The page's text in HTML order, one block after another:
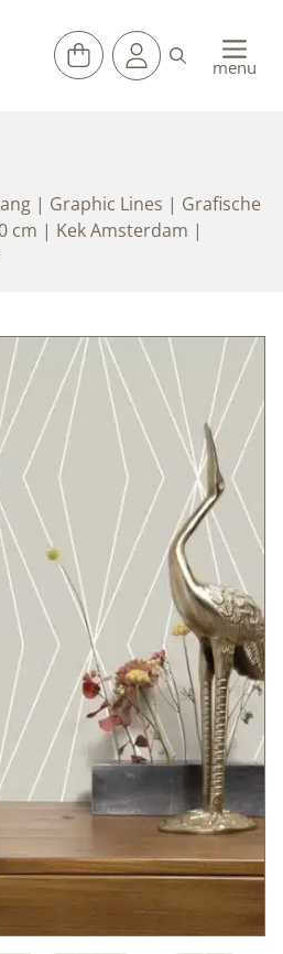
menu
| Graphic Lines | Grafische
cm | Kek Amsterdam |